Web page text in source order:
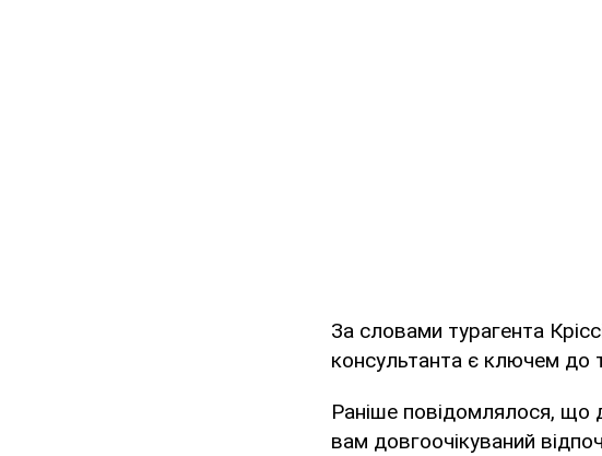
За словами турагента
консультанта є ключем до
Раніше повідомлялося, що
вам довгоочікуваний